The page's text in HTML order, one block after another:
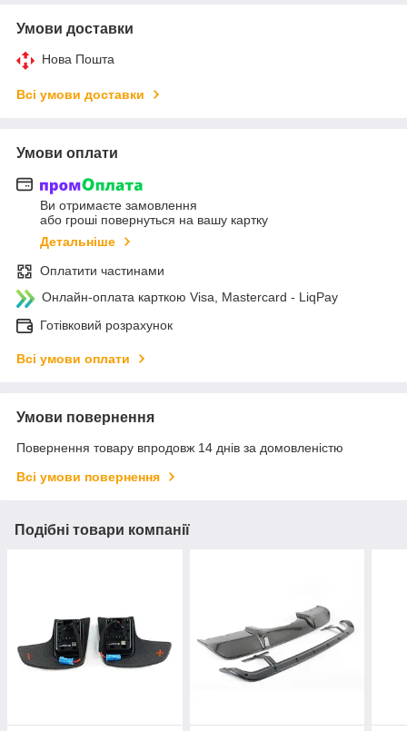
Умови доставки
Нова Пошта
Всі умови доставки
Умови оплати
Ви отримаєте замовлення
або гроші повернуться на вашу картку
Детальніше
Оплатити частинами
Онлайн-оплата карткою Visa, Mastercard - LiqPay
Готівковий розрахунок
Всі умови оплати
Умови повернення
Повернення товару впродовж 14 днів за домовленістю
Всі умови повернення
Подібні товари компанії